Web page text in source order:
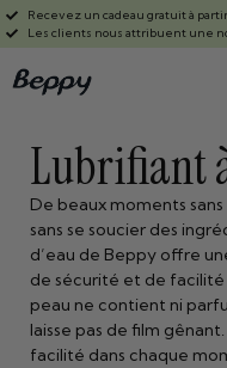
Recevez un cadeau gratuit à
Les clients nous attribuent une
Lubrifiant
De beaux moments
sans se soucier des
d’eau de Beppy offre
de sécurité et de facilité
peau ne contient ni
laisse pas de film
facilité dans chaque